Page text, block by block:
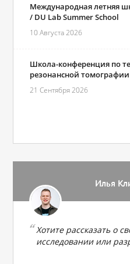
Международная летняя
/ DU Lab Summer School
10 Августа 2026
Школа-конференция по
резонансной томографии
21 Сентября 2026
Илья
Хотите рассказать о
исследовании или